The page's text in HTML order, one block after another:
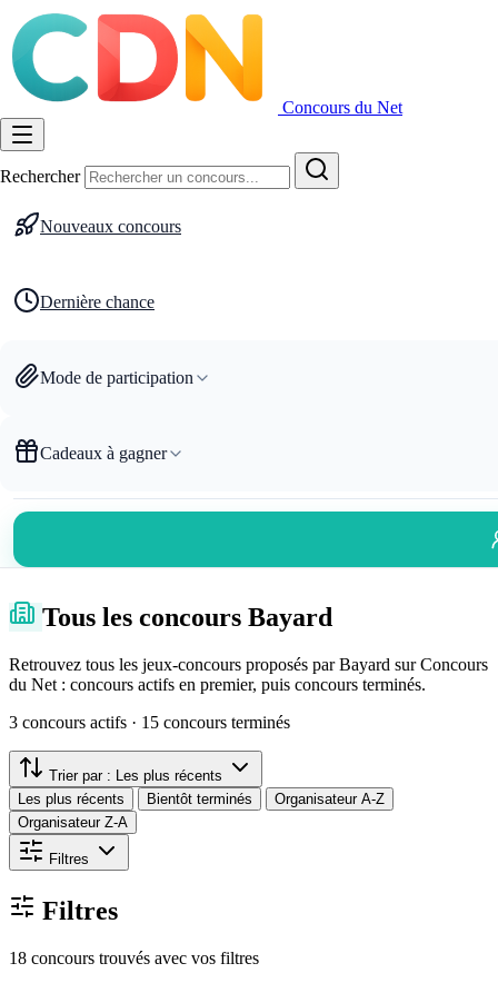
Concours du Net
Rechercher
Nouveaux concours
Dernière chance
Mode de participation
Cadeaux à gagner
Tous les concours Bayard
Retrouvez tous les jeux-concours proposés par Bayard sur Concours
du Net : concours actifs en premier, puis concours terminés.
3 concours actifs · 15 concours terminés
Trier par :
Les plus récents
Les plus récents
Bientôt terminés
Organisateur A-Z
Organisateur Z-A
Filtres
Filtres
18 concours trouvés avec vos filtres